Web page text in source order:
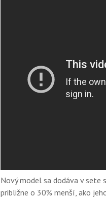
Nový model sa dodáva v sete
približne o 30% menší, ako